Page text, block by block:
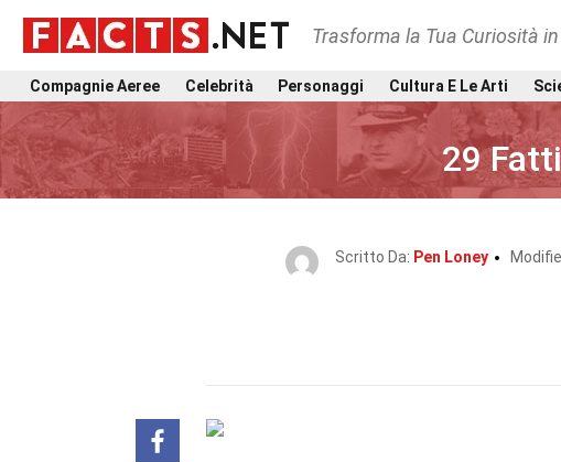
Trasforma la Tua Curiosità
Compagnie Aeree Celebrità Personaggi Cultura E Le Arti
29
Scritto Da: Pen Loney